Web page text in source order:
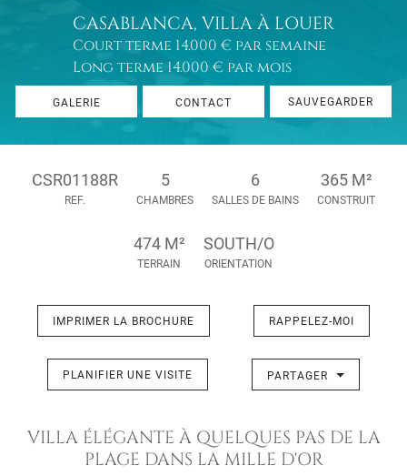
CASABLANCA, VILLA À LOUER
Court terme 14.000 € par semaine
Long terme 14.000 € par mois
GALERIE CONTACT SAUVEGARDER
CSR01188R
REF.
5
CHAMBRES
6
SALLES DE BAINS
365 M²
CONSTRUIT
474 M²
TERRAIN
SOUTH/O
ORIENTATION
IMPRIMER LA BROCHURE RAPPELEZ-MOI
PLANIFIER UNE VISITE PARTAGER
VILLA ÉLÉGANTE À QUELQUES PAS DE LA
PLAGE DANS LA MILLE D'OR